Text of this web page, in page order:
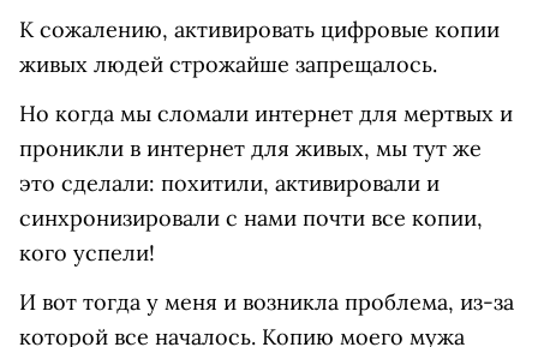
К сожалению, активировать цифровые копии
живых людей строжайше запрещалось.
Но когда мы сломали интернет для мертвых и
проникли в интернет для живых, мы тут же
это сделали: похитили, активировали и
синхронизировали с нами почти все копии,
кого успели!
И вот тогда у меня и возникла проблема, из-за
которой все началось. Копию моего мужа